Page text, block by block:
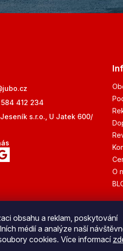
obsahu a reklam, poskytování
médií a analýze naší
cookies. Více informací
jubo.cz
412 234
s.r.o., U Jatek 600/
O
Bezpečná platba